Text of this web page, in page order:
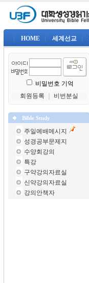
HOME 세계선교
비밀번호 기억
회원등록
비번분실
Bible Study
주일예배메시지
성경공부문제지
수양회강의
특강
구약강의자료실
신약강의자료실
강의안책자